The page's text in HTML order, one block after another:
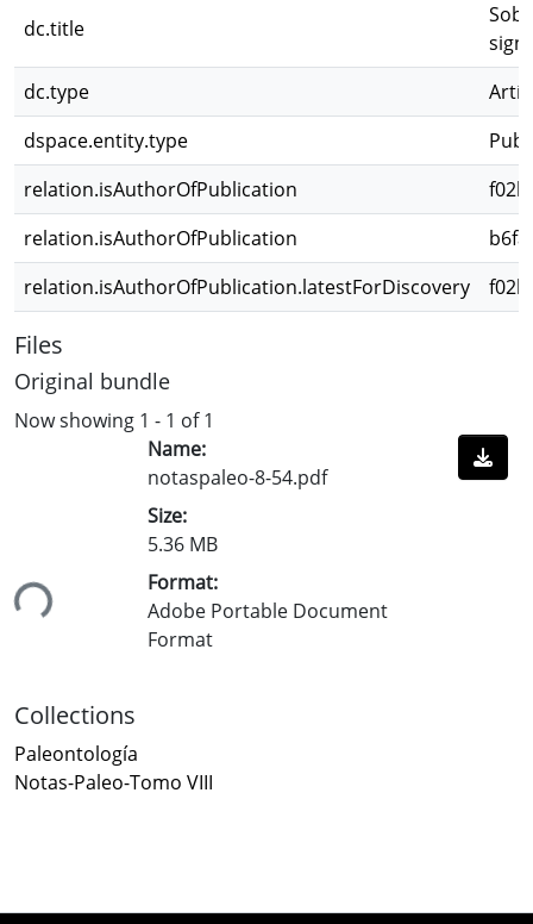
dc.title
dc.type
dspace.entity.type
relation.isAuthorOfPublication
relation.isAuthorOfPublication
relation.isAuthorOfPublication.latestForDiscovery
Files
Original bundle
Now showing 1 - 1 of 1
Name:
notaspaleo-8-54.pdf
Size:
5.36 MB
Format:
Adobe Portable Document
Format
Collections
Paleontología
Notas-Paleo-Tomo VIII